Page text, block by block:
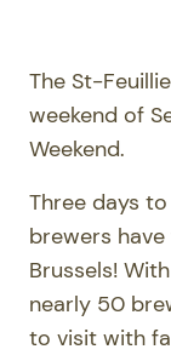
The St-
weekend of
Weekend.
Three days
brewers
Brussels!
nearly 50
to visit with